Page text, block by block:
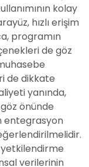
kolay
hızlı erişim
programın
de göz
de dikkate
yanında,
önünde
entegrasyon
yetkilendirme
verilerinin